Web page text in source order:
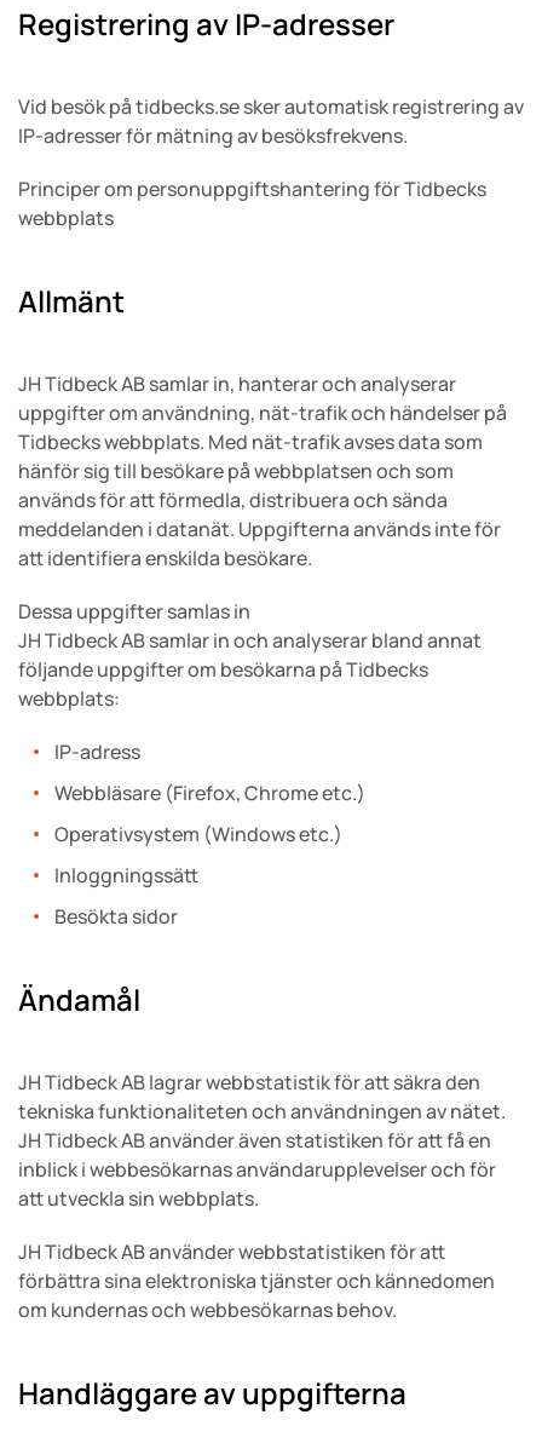
Registrering av IP-adresser
Vid besök på tidbecks.se sker automatisk registrering av
IP-adresser för mätning av besöksfrekvens.
Principer om personuppgiftshantering för Tidbecks
webbplats
Allmänt
JH Tidbeck AB samlar in, hanterar och analyserar
uppgifter om användning, nät-trafik och händelser på
Tidbecks webbplats. Med nät-trafik avses data som
hänför sig till besökare på webbplatsen och som
används för att förmedla, distribuera och sända
meddelanden i datanät. Uppgifterna används inte för
att identifiera enskilda besökare.
Dessa uppgifter samlas in
JH Tidbeck AB samlar in och analyserar bland annat
följande uppgifter om besökarna på Tidbecks
webbplats:
IP-adress
Webbläsare (Firefox, Chrome etc.)
Operativsystem (Windows etc.)
Inloggningssätt
Besökta sidor
Ändamål
JH Tidbeck AB lagrar webbstatistik för att säkra den
tekniska funktionaliteten och användningen av nätet.
JH Tidbeck AB använder även statistiken för att få en
inblick i webbesökarnas användarupplevelser och för
att utveckla sin webbplats.
JH Tidbeck AB använder webbstatistiken för att
förbättra sina elektroniska tjänster och kännedomen
om kundernas och webbesökarnas behov.
Handläggare av uppgifterna